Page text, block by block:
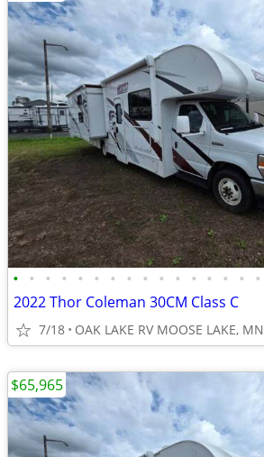
• • • • • • • • • • • • • • • •
2022 Thor Coleman 30CM Class C
7/18 OAK LAKE RV MOOSE LAKE, MN
$65,965